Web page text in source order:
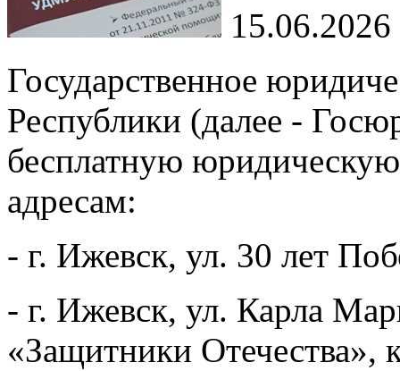
15.06.2026
Государственное
Республики (далее -
бесплатную
адресам:
- г. Ижевск, ул. 30 лет
- г. Ижевск, ул. Карла
«Защитники Отечества»,